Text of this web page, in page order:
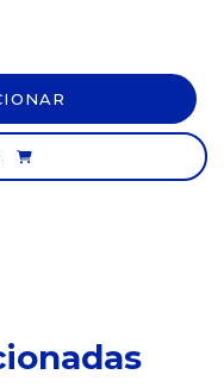
COM 6 UNIDADES
COM 1000